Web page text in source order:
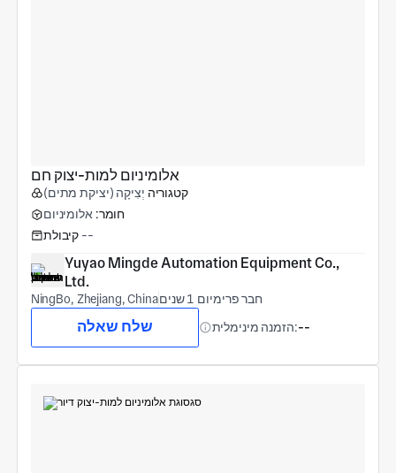
אלומיניום למות-יצוק חם
קטגוריה יְצִיקָה (יציקת מתים)
חומר: אלומיניום
קיבולת --
Yuyao Mingde Automation Equipment Co.,
Ltd.
NingBo, Zhejiang, China חבר פרימיום 1 שנים
שלח שאלה הזמנה מינימלית:--